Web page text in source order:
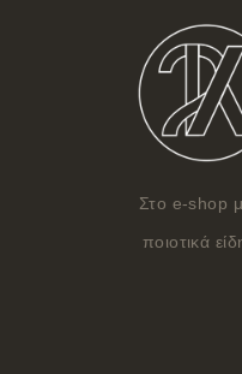
Στο e-shop
ποιοτικά